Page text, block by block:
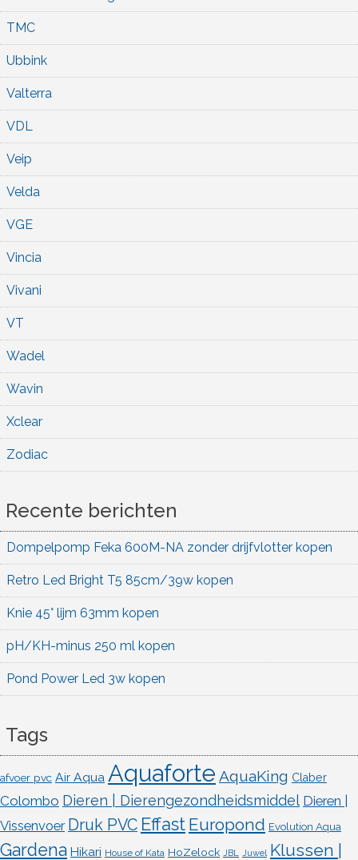
TMC
Ubbink
Valterra
VDL
Veip
Velda
VGE
Vincia
Vivani
VT
Wadel
Wavin
Xclear
Zodiac
Recente berichten
Dompelpomp Feka 600M-NA zonder drijfvlotter kopen
Retro Led Bright T5 85cm/39w kopen
Knie 45° lijm 63mm kopen
pH/KH-minus 250 ml kopen
Pond Power Led 3w kopen
Tags
afvoer pvc Air Aqua Aquaforte AquaKing Claber
Colombo Dieren | Dierengezondheidsmiddel Dieren |
Vissenvoer Druk PVC Effast Europond Evolution Aqua
Gardena Hikari House of Kata HoZelock JBL Juwel Klussen |